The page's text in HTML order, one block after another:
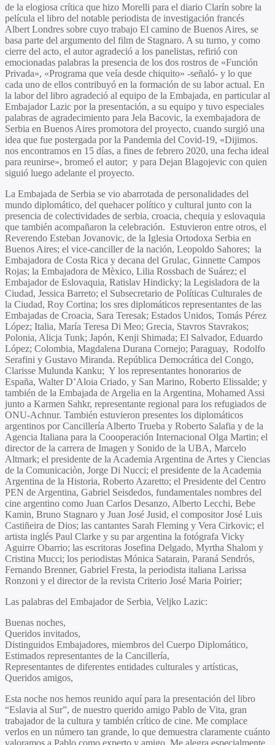
de la elogiosa crítica que hizo Morelli para el diario Clarín sobre la
película el libro del notable periodista de investigación francés
Albert Londres sobre cuyo trabajo El camino de Buenos Aires, se
basa parte del argumento del film de Stagnaro. A su turno, y como
cierre del acto, el autor agradeció a los panelistas, refirió con
emocionadas palabras la presencia de los dos rostros de «Función
Privada», «Programa que veía desde chiquito» -señaló- y lo que
cada uno de ellos contribuyó en la formación de su labor actual. En
la labor del libro agradeció al equipo de la Embajada, en particular al
Embajador Lazic por la presentación, a su equipo y tuvo especiales
palabras de agradecimiento para Jela Bacovic, la exembajadora de
Serbia en Buenos Aires promotora del proyecto, cuando surgió una
idea que fue postergada por la Pandemia del Covid-19, «Dijimos.
nos encontramos en 15 días, a fines de febrero 2020, una fecha ideal
para reunirse», bromeó el autor; y para Dejan Blagojevic con quien
siguió luego adelante el proyecto.
La Embajada de Serbia se vio abarrotada de personalidades del
mundo diplomático, del quehacer político y cultural junto con la
presencia de colectividades de serbia, croacia, chequia y eslovaquia
que también acompañaron la celebración. Estuvieron entre otros, el
Reverendo Esteban Jovanovic, de la Iglesia Ortodoxa Serbia en
Buenos Aires; el vice-canciller de la nación, Leopoldo Sahores; la
Embajadora de Costa Rica y decana del Grulac, Ginnette Campos
Rojas; la Embajadora de Mèxico, Lilia Rossbach de Suárez; el
Embajador de Eslovaquia, Ratislav Hindicky; la Legisladora de la
Ciudad, Jessica Barreto; el Subsecretario de Políticas Culturales de
la Ciudad, Roy Cortina; los sres diplomáticos representantes de las
Embajadas de Croacia, Sara Teresak; Estados Unidos, Tomás Pérez
López; Italia, María Teresa Di Meo; Grecia, Stavros Stavrakos;
Polonia, Alicja Tunk; Japón, Kenji Shimada; El Salvador, Eduardo
López; Colombia, Magdalena Durana Cornejo; Paraguay, Rodolfo
Serafini y Gustavo Miranda. República Democrática del Congo,
Clarisse Mulunda Kanku; Y los representantes honorarios de
España, Walter D’Aloia Criado, y San Marino, Roberto Elissalde; y
también de la Embajada de Argelia en la Argentina, Mohamed Assi
junto a Karmen Sahkr, representante regional para los refugiados de
ONU-Achnur. También estuvieron presentes los diplomáticos
argentinos por Cancillería Alberto Trueba y Roberto Salafia y de la
Agencia Italiana para la Coooperación Internacional Olga Martin; el
director de la carrera de Imagen y Sonido de la UBA, Marcelo
Altmark; el presidente de la Academia Argentina de Artes y Ciencias
de la Comunicaciòn, Jorge Di Nucci; el presidente de la Academia
Argentina de la Historia, Roberto Azaretto; el Presidente del Centro
PEN de Argentina, Gabriel Seisdedos, fundamentales nombres del
cine argentino como Juan Carlos Desanzo, Alberto Lecchi, Bebe
Kamin, Bruno Stagnaro y Juan José Jusid, el compositorJosé Luis
Castiñeira de Dios; las cantantes Sarah Fleming y Vera Cirkovic; el
artista inglés Paul Clarke y su par argentina la fotógrafa Vicky
Aguirre Obarrio; las escritoras Josefina Delgado, Myrtha Shalom y
Cristina Mucci; los periodistas Mónica Satarain, Paraná Sendrós,
Fernando Brenner, Gabriel Fresta, la periodista italiana Larissa
Ronzoni y el director de la revista Criterio José Maria Poirier;
Las palabras del Embajador de Serbia, Veljko Lazic:
Buenas noches,
Queridos invitados,
Distinguidos Embajadores, miembros del Cuerpo Diplomático,
Estimados representantes de la Cancillería,
Representantes de diferentes entidades culturales y artísticas,
Queridos amigos,
Esta noche nos hemos reunido aquí para la presentación del libro
“Eslavia al Sur”, de nuestro querido amigo Pablo de Vita, gran
trabajador de la cultura y también crítico de cine. Me complace
verlos en un número tan grande, lo que demuestra claramente cuánto
valoramos a Pablo como experto y amigo. Me alegra especialmente